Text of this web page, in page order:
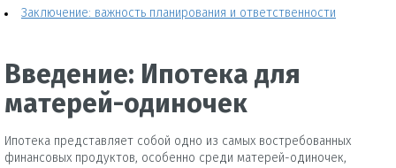
Заключение: важность планирования и ответственности
Введение: Ипотека для
матерей-одиночек
Ипотека представляет собой одно из самых востребованных
финансовых продуктов, особенно среди матерей-одиночек,